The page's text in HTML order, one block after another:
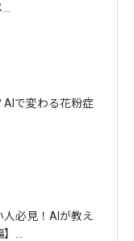
AIで変わる花粉症
人必見！AIが教え
…